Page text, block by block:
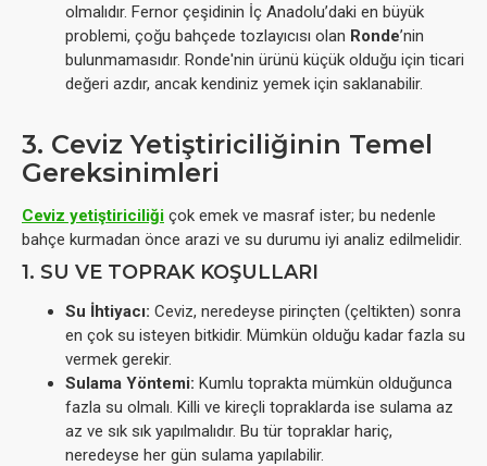
olmalıdır. Fernor çeşidinin İç Anadolu’daki en büyük
problemi, çoğu bahçede tozlayıcısı olan Ronde’nin
bulunmamasıdır. Ronde'nin ürünü küçük olduğu için ticari
değeri azdır, ancak kendiniz yemek için saklanabilir.
3. Ceviz Yetiştiriciliğinin Temel
Gereksinimleri
Ceviz yetiştiriciliği çok emek ve masraf ister; bu nedenle
bahçe kurmadan önce arazi ve su durumu iyi analiz edilmelidir.
1. SU VE TOPRAK KOŞULLARI
Su İhtiyacı: Ceviz, neredeyse pirinçten (çeltikten) sonra
en çok su isteyen bitkidir. Mümkün olduğu kadar fazla su
vermek gerekir.
Sulama Yöntemi: Kumlu toprakta mümkün olduğunca
fazla su olmalı. Killi ve kireçli topraklarda ise sulama az
az ve sık sık yapılmalıdır. Bu tür topraklar hariç,
neredeyse her gün sulama yapılabilir.